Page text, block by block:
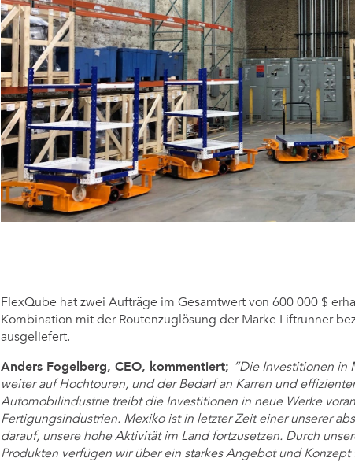
Bauteile
FlexQube hat zwei Aufträge im Gesamtwert von 600 000 $
Kombination mit der Routenzuglösung der Marke Liftrunner
ausgeliefert.
Anders Fogelberg, CEO, kommentiert; ”Die Investitionen in
weiter auf Hochtouren, und der Bedarf an Karren und
Automobilindustrie treibt die Investitionen in neue Werke
Fertigungsindustrien. Mexiko ist in letzter Zeit einer unserer
darauf, unsere hohe Aktivität im Land fortzusetzen. Durch
Produkten verfügen wir über ein starkes Angebot und